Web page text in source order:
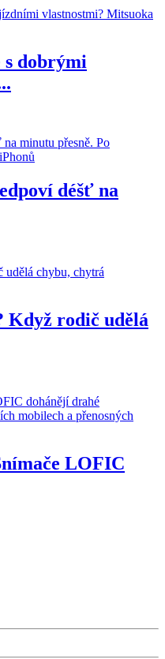
s dobrými
déšť na
Když rodič udělá
LOFIC